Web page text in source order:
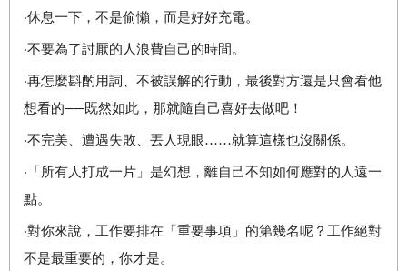
‧休息一下，不是偷懶，而是好好充電。
‧不要為了討厭的人浪費自己的時間。
‧再怎麼斟酌用詞、不被誤解的行動，最後對方還是只會看他
想看的──既然如此，那就隨自己喜好去做吧！
‧不完美、遭遇失敗、丟人現眼……就算這樣也沒關係。
‧「所有人打成一片」是幻想，離自己不知如何應對的人遠一
點。
‧對你來說，工作要排在「重要事項」的第幾名呢？工作絕對
不是最重要的，你才是。